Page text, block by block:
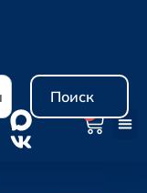
Поиск